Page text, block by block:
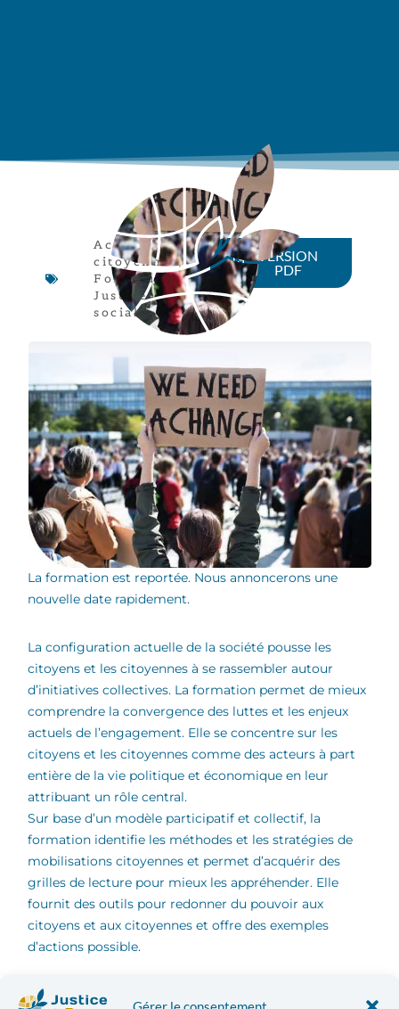
Actions
citoyennes,
Formation,
Justice
sociale
VERSION
PDF
La formation est reportée. Nous annoncerons une
nouvelle date rapidement.
La configuration actuelle de la société pousse les
citoyens et les citoyennes à se rassembler autour
d’initiatives collectives. La formation permet de mieux
comprendre la convergence des luttes et les enjeux
actuels de l’engagement. Elle se concentre sur les
citoyens et les citoyennes comme des acteurs à part
entière de la vie politique et économique en leur
attribuant un rôle central.
Sur base d’un modèle participatif et collectif, la
formation identifie les méthodes et les stratégies de
mobilisations citoyennes et permet d’acquérir des
grilles de lecture pour mieux les appréhender. Elle
fournit des outils pour redonner du pouvoir aux
citoyens et aux citoyennes et offre des exemples
d’actions possible.
Cette formation questionne les mouvements citoyens,